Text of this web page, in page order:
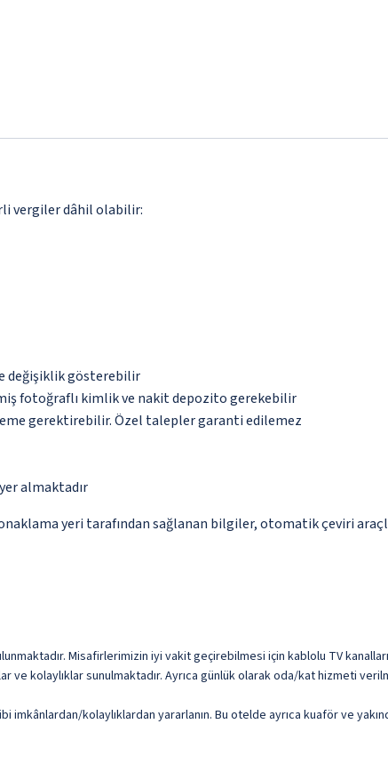
vergiler dâhil olabilir:
değişiklik gösterebilir
fotoğraflı kimlik ve nakit depozito gerekebilir
gerektirebilir. Özel talepler garanti edilemez
almaktadır
yeri tarafından sağlanan bilgiler, otomatik çeviri
Misafirlerimizin iyi vakit geçirebilmesi için kablolu TV
ve kolaylıklar sunulmaktadır. Ayrıca günlük olarak oda/kat hizmeti
kolaylıklardan yararlanın. Bu otelde ayrıca kuaför ve